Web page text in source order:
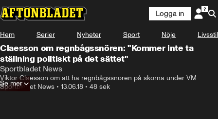
Laddar ...
Logga in
Hem Serier Nyheter Sport Nöje Livsstil
Claesson om regnbågssnören: "Kommer inte ta
ställning politiskt på det sättet"
Sportbladet News
Viktor Claesson om att ha regnbågssnören på skorna under VM
Sportbladet News • 13.06.18 • 48 sek
Se mer